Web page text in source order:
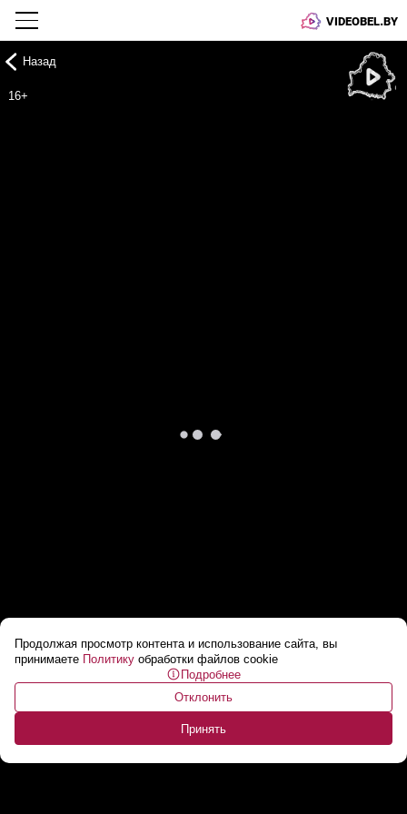
VIDEOBEL.BY
Продолжая просмотр контента и использование сайта, вы
принимаете Политику обработки файлов cookie
Подробнее
Отклонить
Принять
Назад
16+
Английский становится в Украине
сверхгосударственным языком....